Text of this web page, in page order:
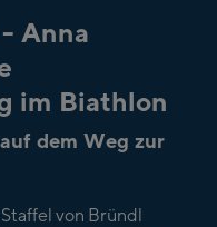
Anna
im Biathlon
dem Weg zur
von Bründl